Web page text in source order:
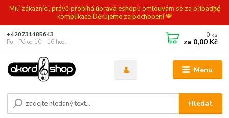
Milí zákazníci, právě probíhá úprava eshopu omlouvám se za případné
komplikace Děkujeme za pochopení 💙
Menu
Hledat
+420731485643
Po - Pá od 10 - 16 hod.
0 ks
za 0,00 Kč